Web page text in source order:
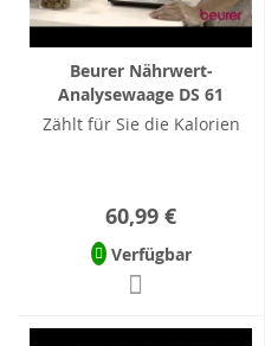
Beurer Nährwert-
Analysewaage DS 61
Zählt für Sie die Kalorien
60,99 €
Verfügbar